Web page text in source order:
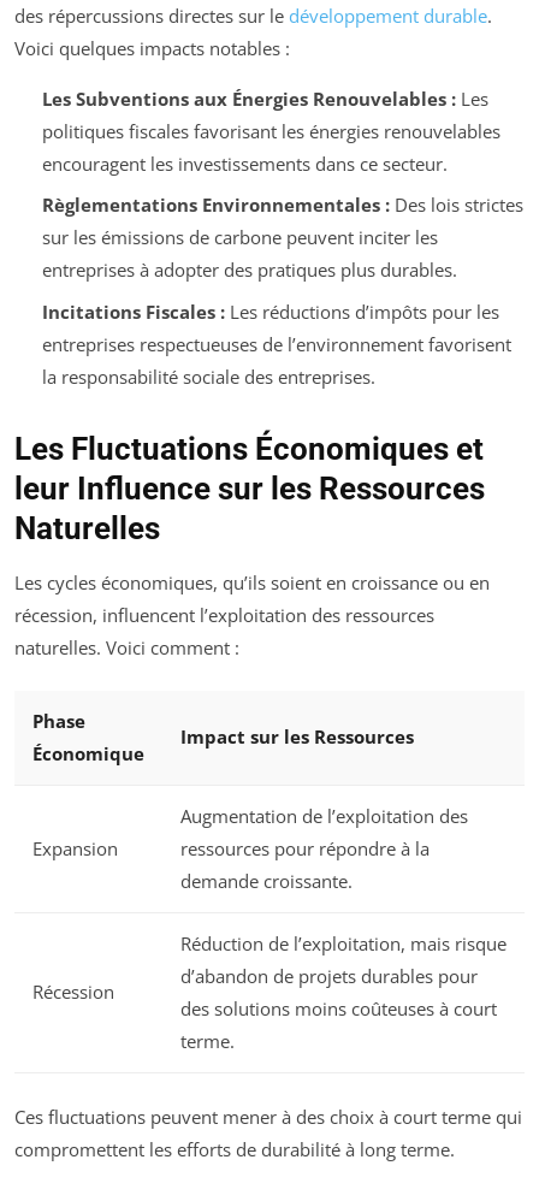
des répercussions directes sur le développement durable.
Voici quelques impacts notables :
Les Subventions aux Énergies Renouvelables :Les
politiques fiscales favorisant les énergies renouvelables
encouragent les investissements dans ce secteur.
Règlementations Environnementales :Des lois strictes
sur les émissions de carbone peuvent inciter les
entreprises à adopter des pratiques plus durables.
Incitations Fiscales :Les réductions d’impôts pour les
entreprises respectueuses de l’environnement favorisent
la responsabilité sociale des entreprises.
Les Fluctuations Économiques et
leur Influence sur les Ressources
Naturelles
Les cycles économiques, qu’ils soient en croissance ou en
récession, influencent l’exploitation des ressources
naturelles. Voici comment :
Phase
Économique
Impact sur les Ressources
Expansion
Augmentation de l’exploitation des
ressources pour répondre à la
demande croissante.
Récession
Réduction de l’exploitation, mais risque
d’abandon de projets durables pour
des solutions moins coûteuses à court
terme.
Ces fluctuations peuvent mener à des choix à court terme qui
compromettent les efforts de durabilité à long terme.